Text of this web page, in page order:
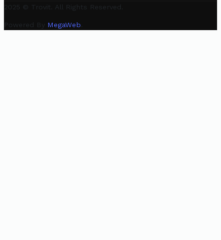
2025 © Trovit. All Rights Reserved.
Powered By MegaWeb